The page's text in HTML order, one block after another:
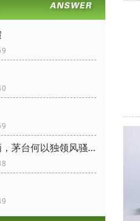
茅台与郎酒：同为酱香白酒，茅台何以独领风骚？